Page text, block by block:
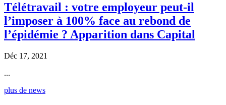
Télétravail : votre employeur peut-il
l’imposer à 100% face au rebond de
l’épidémie ? Apparition dans Capital
Déc 17, 2021
...
plus de news